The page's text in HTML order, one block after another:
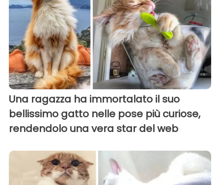
Una ragazza ha immortalato il suo
bellissimo gatto nelle pose più curiose,
rendendolo una vera star del web